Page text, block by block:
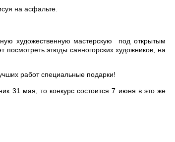
на асфальте.
художественную мастерскую под открытым
этюды саяногорских художников, на
работ специальные подарки!
31 мая, то конкурс состоится 7 июня в это же